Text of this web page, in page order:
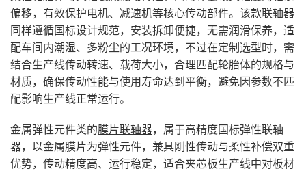
偏移，有效保护电机、减速机等核心传动部件。该款联轴器
同样遵循国标设计规范，安装拆卸便捷，无需润滑保养，适
配车间内潮湿、多粉尘的工况环境，不过在定制选型时，需
结合生产线传动转速、载荷大小，合理匹配轮胎体的规格与
材质，确保传动性能与使用寿命达到平衡，避免因参数不匹
配影响生产线正常运行。
金属弹性元件类的膜片联轴器，属于高精度国标弹性联轴
器，以金属膜片为弹性元件，兼具刚性传动与柔性补偿双重
优势，传动精度高、运行稳定，适合夹芯板生产线中对板材